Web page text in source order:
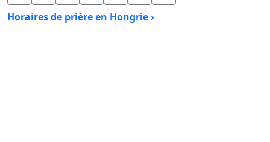
Horaires de prière en Hongrie ›